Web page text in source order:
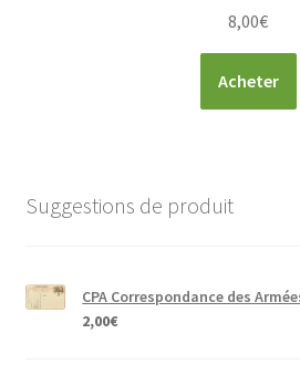
8,00€
Acheter
Suggestions de produit
CPA Correspondance des
2,00€